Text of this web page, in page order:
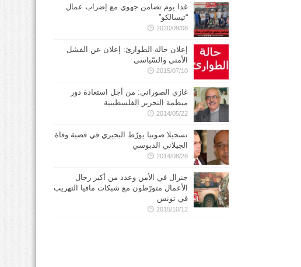
غدا يوم تضامن جهوي مع إضراب عمال
“تيسالكو”
2020/09/08
إعلان حالة الطوارئ: إعلان عن الفشل
الأمني والسّياسي
2015/07/10
غازي الصوراني: من أجل استعادة دور
منظمة التحرير الفلسطينية
2014/05/22
تسجيلا صوتيا يورّط البحيري في قضية وفاة
الجيلاني الدبوسي
2014/08/28
جنرال في الأمن وعدد من أكبر رجال
الأعمال متورّطون مع شبكات مافيا التهريب
في تونس
2015/10/12